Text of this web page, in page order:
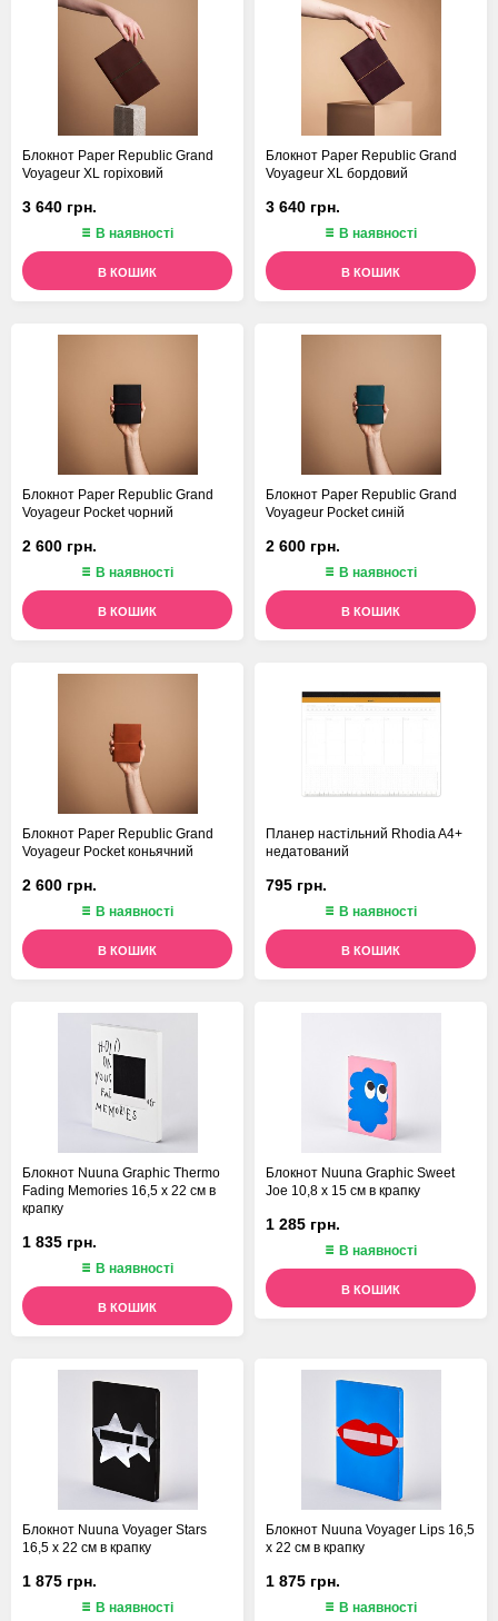
Блокнот Paper Republic Grand
Voyageur XL горіховий
3 640 грн.
В наявності
В КОШИК
Блокнот Paper Republic Grand
Voyageur XL бордовий
3 640 грн.
В наявності
В КОШИК
Блокнот Paper Republic Grand
Voyageur Pocket чорний
2 600 грн.
В наявності
В КОШИК
Блокнот Paper Republic Grand
Voyageur Pocket синій
2 600 грн.
В наявності
В КОШИК
Блокнот Paper Republic Grand
Voyageur Pocket коньячний
2 600 грн.
В наявності
В КОШИК
Планер настільний Rhodia A4+
недатований
795 грн.
В наявності
В КОШИК
Блокнот Nuuna Graphic Thermo
Fading Memories 16,5 х 22 см в
крапку
1 835 грн.
В наявності
В КОШИК
Блокнот Nuuna Graphic Sweet
Joe 10,8 х 15 см в крапку
1 285 грн.
В наявності
В КОШИК
Блокнот Nuuna Voyager Stars
16,5 х 22 см в крапку
1 875 грн.
В наявності
Блокнот Nuuna Voyager Lips 16,5
х 22 см в крапку
1 875 грн.
В наявності